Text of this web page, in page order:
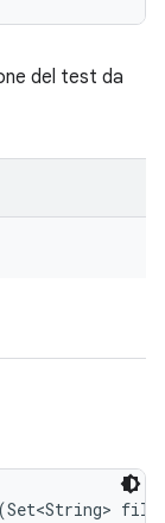
del test da